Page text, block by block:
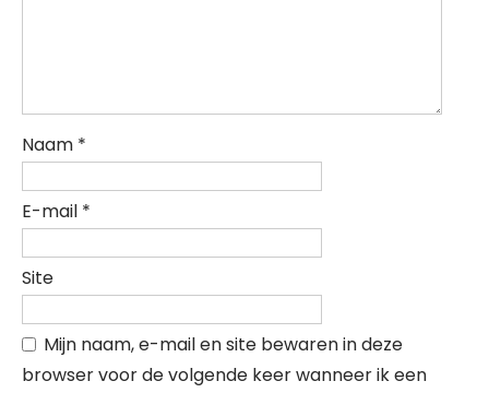
Naam *
E-mail *
Site
Mijn naam, e-mail en site bewaren in deze
browser voor de volgende keer wanneer ik een